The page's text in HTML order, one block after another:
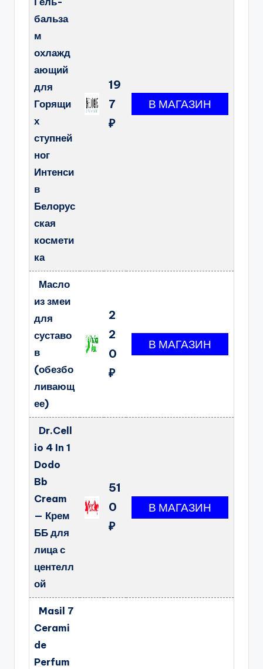
бальза
м
охлажд
ающий
для
Горящи
х
ступней
ног
Интенси
в
Белорус
ская
космети
ка
19
7
₽
Масло
из змеи
для
суставо
в
(обезбо
ливающ
ее)
2
2
0
₽
Dr.Cell
io 4 In 1
Dodo
Bb
Cream
— Крем
ББ для
лица с
центелл
ой
51
0
₽
Masil 7
Cerami
de
Perfum